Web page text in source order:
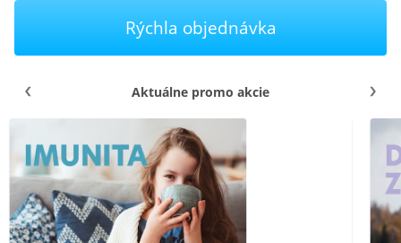
Rýchla objednávka
Aktuálne promo akcie